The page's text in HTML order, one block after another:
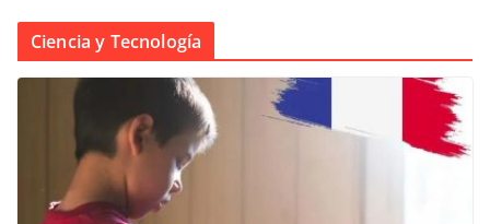
Ciencia y Tecnología